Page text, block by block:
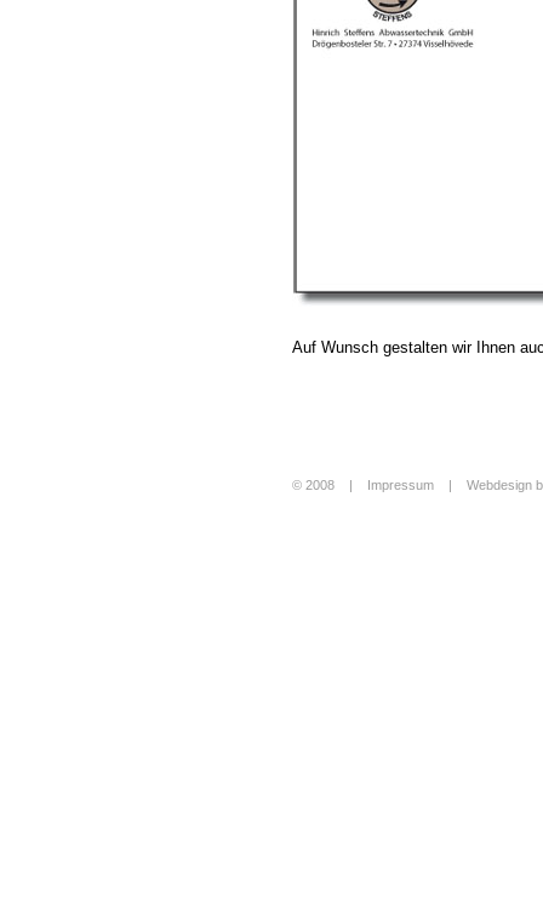
Auf Wunsch gestalten wir Ihnen
© 2008 | Impressum Webdesign